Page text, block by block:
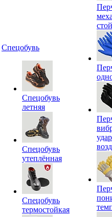
Спецобувь
Спецобувь
летняя
Спецобувь
утеплённая
Спецобувь
термостойкая